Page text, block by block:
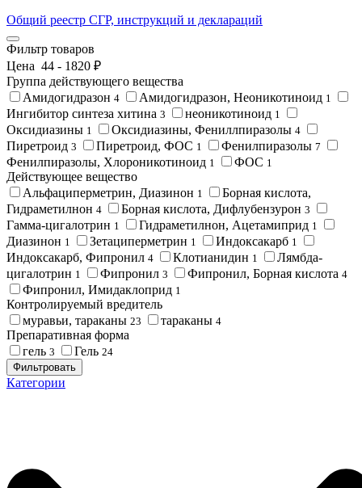
Общий реестр СГР, инструкций и деклараций
Фильтр товаров
Цена 44 - 1820 ₽
Группа действующего вещества
Амидогидразон 4 Амидогидразон, Неоникотиноид 1
Ингибитор синтеза хитина 3 неоникотиноид 1
Оксидиазины 1 Оксидиазины, Фениллпиразолы 4
Пиретроид 3 Пиретроид, ФОС 1 Фенилпиразолы 7
Фенилпиразолы, Хлороникотиноид 1 ФОС 1
Действующее вещество
Альфациперметрин, Диазинон 1
Борная кислота,
Гидраметилнон 4 Борная кислота, Дифлубензурон 3
Гамма-цигалотрин 1 Гидраметилнон, Ацетамиприд 1
Диазинон 1 Зетациперметрин 1 Индоксакарб 1
Индоксакарб, Фипронил 4 Клотианидин 1
Лямбда-
цигалотрин 1 Фипронил 3 Фипронил, Борная кислота 4
Фипронил, Имидаклоприд 1
Контролируемый вредитель
муравьи, тараканы 23 тараканы 4
Препаративная форма
гель 3 Гель 24
Фильтровать
Категории